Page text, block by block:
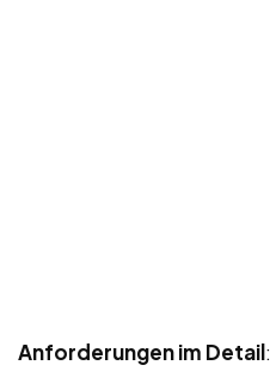
Anforderungen im Detail: